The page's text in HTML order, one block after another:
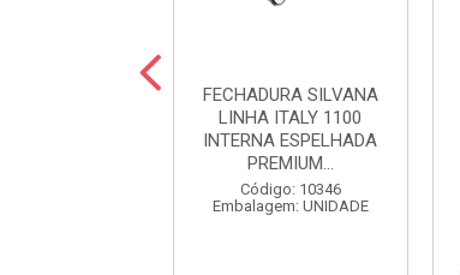
FECHADURA SILVANA
LINHA ITALY 1100
INTERNA ESPELHADA
PREMIUM...
Código: 10346
Embalagem: UNIDADE